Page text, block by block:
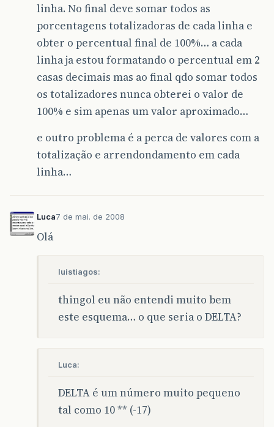
linha. No final deve somar todos as
porcentagens totalizadoras de cada linha e
obter o percentual final de 100%… a cada
linha ja estou formatando o percentual em 2
casas decimais mas ao final qdo somar todos
os totalizadores nunca obterei o valor de
100% e sim apenas um valor aproximado…
e outro problema é a perca de valores com a
totalização e arrendondamento em cada
linha…
Luca7 de mai. de 2008
Olá
luistiagos:
thingol eu não entendi muito bem
este esquema… o que seria o DELTA?
Luca:
DELTA é um número muito pequeno
tal como 10 ** (-17)